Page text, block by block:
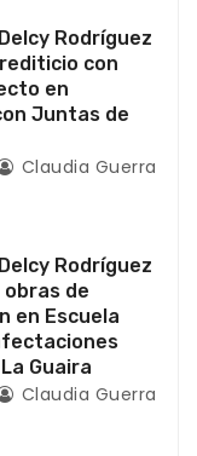
Rodríguez
con
en
Juntas de
Claudia Guerra
Rodríguez
de
en Escuela
Guaira
Claudia Guerra